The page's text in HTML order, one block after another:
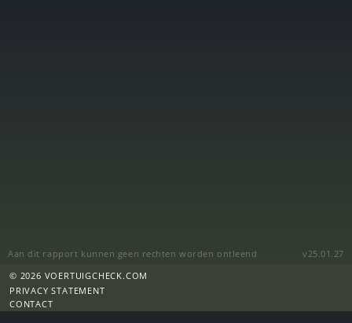
Aan dit rapport kunnen geen rechten worden ontleend
v25.01.27
© 2026 VOERTUIGCHECK.COM
PRIVACY STATEMENT
CONTACT